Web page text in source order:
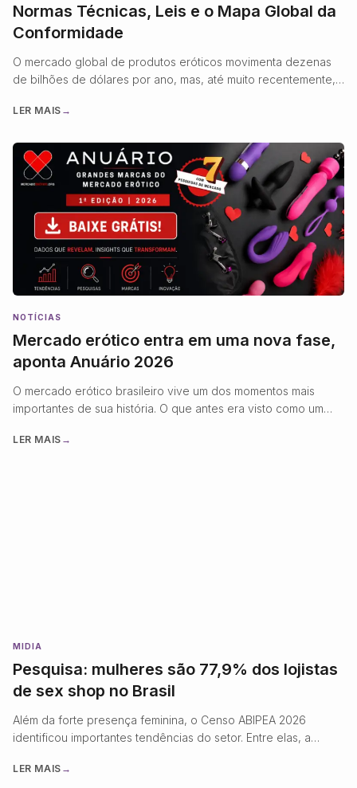
Normas Técnicas, Leis e o Mapa Global da
Conformidade
O mercado global de produtos eróticos movimenta dezenas
de bilhões de dólares por ano, mas, até muito recentemente,
técnica que rege outros bens de consumo. Um vibrador com
mesmos plásticos e componentes eletrônicos de um
brinquedo infantil ou …
LER MAIS →
NOTÍCIAS
Mercado erótico entra em uma nova fase,
aponta Anuário 2026
O mercado erótico brasileiro vive um dos momentos mais
importantes de sua história. O que antes era visto como um
madura, altamente profissionalizada e orientada por inovação,
LER MAIS →
MIDIA
Pesquisa: mulheres são 77,9% dos lojistas
de sex shop no Brasil
Além da forte presença feminina, o Censo ABIPEA 2026
identificou importantes tendências do setor. Entre elas, a
LER MAIS →